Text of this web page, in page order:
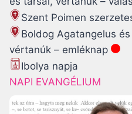
a
t
Á
l
a
o
p
t
Szent Poimen
Boldog Agatangelus
vértanúk – emléknap
Ibolya napja
NAPI EVANGÉLIUM